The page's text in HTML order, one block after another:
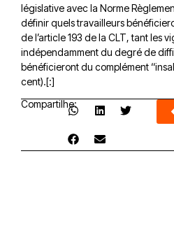
législative avec la Norme
définir quels travailleurs
de l’article 193 de la CLT, tant les
indépendamment du degré de
bénéficieront du complément
cent).[:]
Compartilhe: